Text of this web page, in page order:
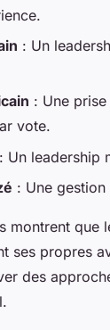
: Un
: Une
vote.
: Un leadership
: Une
montrent que
ses propres
des